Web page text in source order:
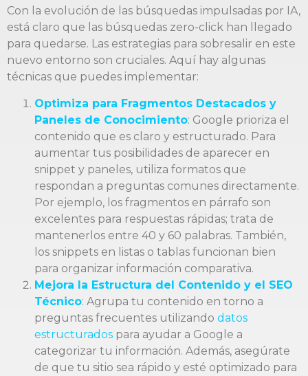
Con la evolución de las búsquedas impulsadas por IA,
está claro que las búsquedas zero-click han llegado
para quedarse. Las estrategias para sobresalir en este
nuevo entorno son cruciales. Aquí hay algunas
técnicas que puedes implementar:
Optimiza para Fragmentos Destacados y
Paneles de Conocimiento: Google prioriza el
contenido que es claro y estructurado. Para
aumentar tus posibilidades de aparecer en
snippet y paneles, utiliza formatos que
respondan a preguntas comunes directamente.
Por ejemplo, los fragmentos en párrafo son
excelentes para respuestas rápidas; trata de
mantenerlos entre 40 y 60 palabras. También,
los snippets en listas o tablas funcionan bien
para organizar información comparativa.
Mejora la Estructura del Contenido y el SEO
Técnico: Agrupa tu contenido en torno a
preguntas frecuentes utilizando datos
estructurados para ayudar a Google a
categorizar tu información. Además, asegúrate
de que tu sitio sea rápido y esté optimizado para